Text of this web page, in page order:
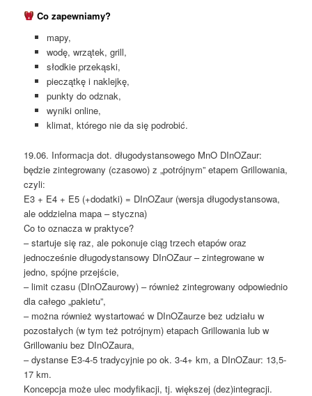
Co zapewniamy?
mapy,
wodę, wrzątek, grill,
słodkie przekąski,
pieczątkę i naklejkę,
punkty do odznak,
wyniki online,
klimat, którego nie da się podrobić.
19.06. Informacja dot. długodystansowego MnO DInOZaur:
będzie zintegrowany (czasowo) z „potrójnym” etapem Grillowania,
czyli:
E3 + E4 + E5 (+dodatki) = DInOZaur (wersja długodystansowa,
ale oddzielna mapa – styczna)
Co to oznacza w praktyce?
– startuje się raz, ale pokonuje ciąg trzech etapów oraz
jednocześnie długodystansowy DInOZaur – zintegrowane w
jedno, spójne przejście,
– limit czasu (DInOZaurowy) – również zintegrowany odpowiednio
dla całego „pakietu”,
– można również wystartować w DInOZaurze bez udziału w
pozostałych (w tym też potrójnym) etapach Grillowania lub w
Grillowaniu bez DInOZaura,
– dystanse E3-4-5 tradycyjnie po ok. 3-4+ km, a DInOZaur: 13,5-
17 km.
Koncepcja może ulec modyfikacji, tj. większej (dez)integracji.